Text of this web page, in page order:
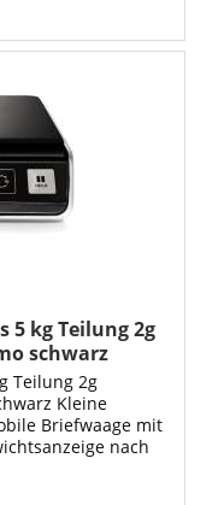
5 kg Teilung 2g
schwarz
Teilung 2g
Kleine
Briefwaage mit
nach